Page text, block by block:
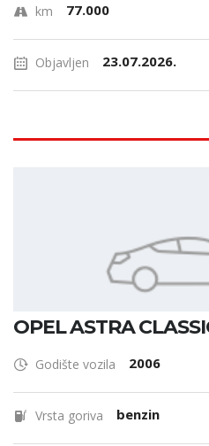
km 77.000
Objavljen 23.07.2026.
OPEL ASTRA
Godište vozila 2006
Vrsta goriva benzin